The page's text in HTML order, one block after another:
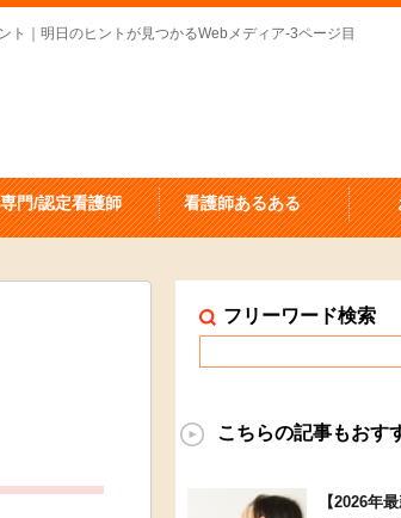
｜明日のヒントが見つかるWebメディア-3ページ目
専門/認定看護師 看護師あるある
フリーワード検索
こちらの記事もおす
【2026年